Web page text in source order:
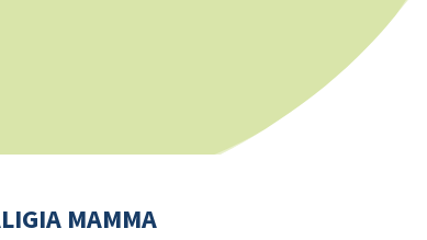
MAMMA